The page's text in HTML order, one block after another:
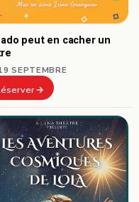
peut en cacher un
SEPTEMBRE